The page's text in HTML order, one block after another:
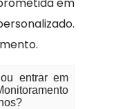
entrar em